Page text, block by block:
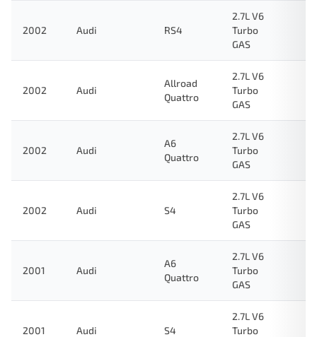
2002 Audi RS4
2.7L V6
Turbo
GAS
2002 Audi
Allroad
Quattro
2.7L V6
Turbo
GAS
2002 Audi
A6
Quattro
2.7L V6
Turbo
GAS
2002 Audi S4
2.7L V6
Turbo
GAS
2001 Audi
A6
Quattro
2.7L V6
Turbo
GAS
2001 Audi S4
2.7L V6
Turbo